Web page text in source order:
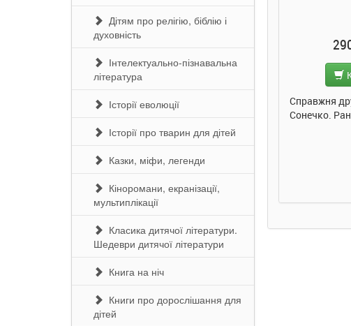
Дітям про релігію, біблію і
духовність
Інтелектуально-пізнавальна
література
Історії еволюції
Історії про тварин для дітей
Казки, міфи, легенди
Кіноромани, екранізації,
мультиплікації
Класика дитячої літератури.
Шедеври дитячої літератури
Книга на ніч
Книги про дорослішання для
дітей
290 грн.
Купити
Таке велике слоненя. Ірина
Сонечко. Ранок
Справжня дружба. Ірина